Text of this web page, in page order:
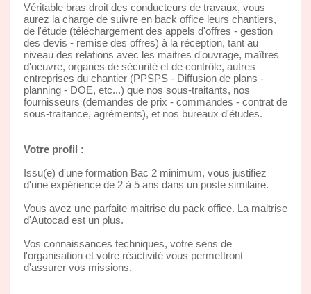
Véritable bras droit des conducteurs de travaux, vous
aurez la charge de suivre en back office leurs chantiers,
de l'étude (téléchargement des appels d'offres - gestion
des devis - remise des offres) à la réception, tant au
niveau des relations avec les maitres d'ouvrage, maîtres
d'oeuvre, organes de sécurité et de contrôle, autres
entreprises du chantier (PPSPS - Diffusion de plans -
planning - DOE, etc...) que nos sous-traitants, nos
fournisseurs (demandes de prix - commandes - contrat de
sous-traitance, agréments), et nos bureaux d'études.
Votre profil :
Issu(e) d'une formation Bac 2 minimum, vous justifiez
d'une expérience de 2 à 5 ans dans un poste similaire.
Vous avez une parfaite maitrise du pack office. La maitrise
d'Autocad est un plus.
Vos connaissances techniques, votre sens de
l'organisation et votre réactivité vous permettront
d'assurer vos missions.